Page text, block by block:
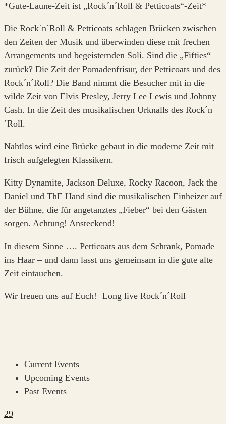
*Gute-Laune-Zeit ist „Rock´n´Roll & Petticoats“-Zeit*
Die Rock´n´Roll & Petticoats schlagen Brücken zwischen
den Zeiten der Musik und überwinden diese mit frechen
Arrangements und begeisternden Soli. Sind die „Fifties“
zurück? Die Zeit der Pomadenfrisur, der Petticoats und des
Rock´n´Roll? Die Band nimmt die Besucher mit in die
wilde Zeit von Elvis Presley, Jerry Lee Lewis und Johnny
Cash. In die Zeit des musikalischen Urknalls des Rock´n
´Roll.
Nahtlos wird eine Brücke gebaut in die moderne Zeit mit
frisch aufgelegten Klassikern.
Kitty Dynamite, Jackson Deluxe, Rocky Racoon, Jack the
Daniel und ThE Hand sind die musikalischen Einheizer auf
der Bühne, die für angetanztes „Fieber“ bei den Gästen
sorgen. Achtung! Ansteckend!
In diesem Sinne …. Petticoats aus dem Schrank, Pomade
ins Haar – und dann lasst uns gemeinsam in die gute alte
Zeit eintauchen.
Wir freuen uns auf Euch! Long live Rock´n´Roll
Current Events
Upcoming Events
Past Events
29